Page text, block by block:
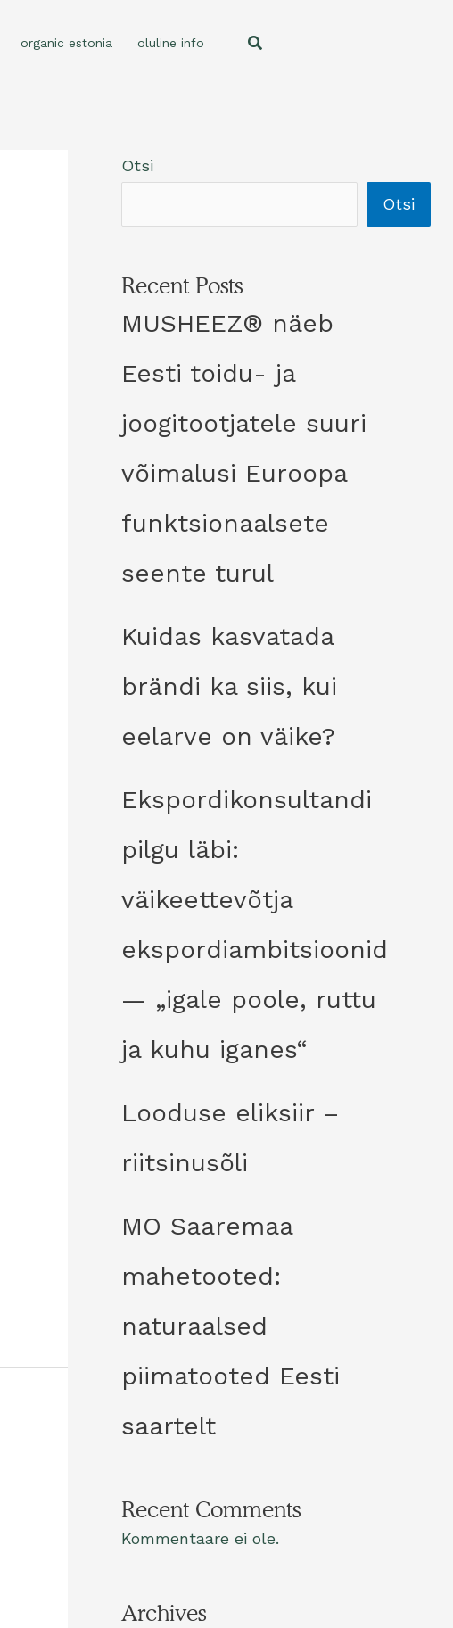
organic estonia oluline info
Otsi
Otsi
Recent Posts
MUSHEEZ® näeb
Eesti toidu- ja
joogitootjatele suuri
võimalusi Euroopa
funktsionaalsete
seente turul
Kuidas kasvatada
brändi ka siis, kui
eelarve on väike?
Ekspordikonsultandi
pilgu läbi:
väikeettevõtja
ekspordiambitsioonid
— „igale poole, ruttu
ja kuhu iganes“
Looduse eliksiir –
riitsinusõli
MO Saaremaa
mahetooted:
naturaalsed
piimatooted Eesti
saartelt
Recent Comments
Kommentaare ei ole.
Archives